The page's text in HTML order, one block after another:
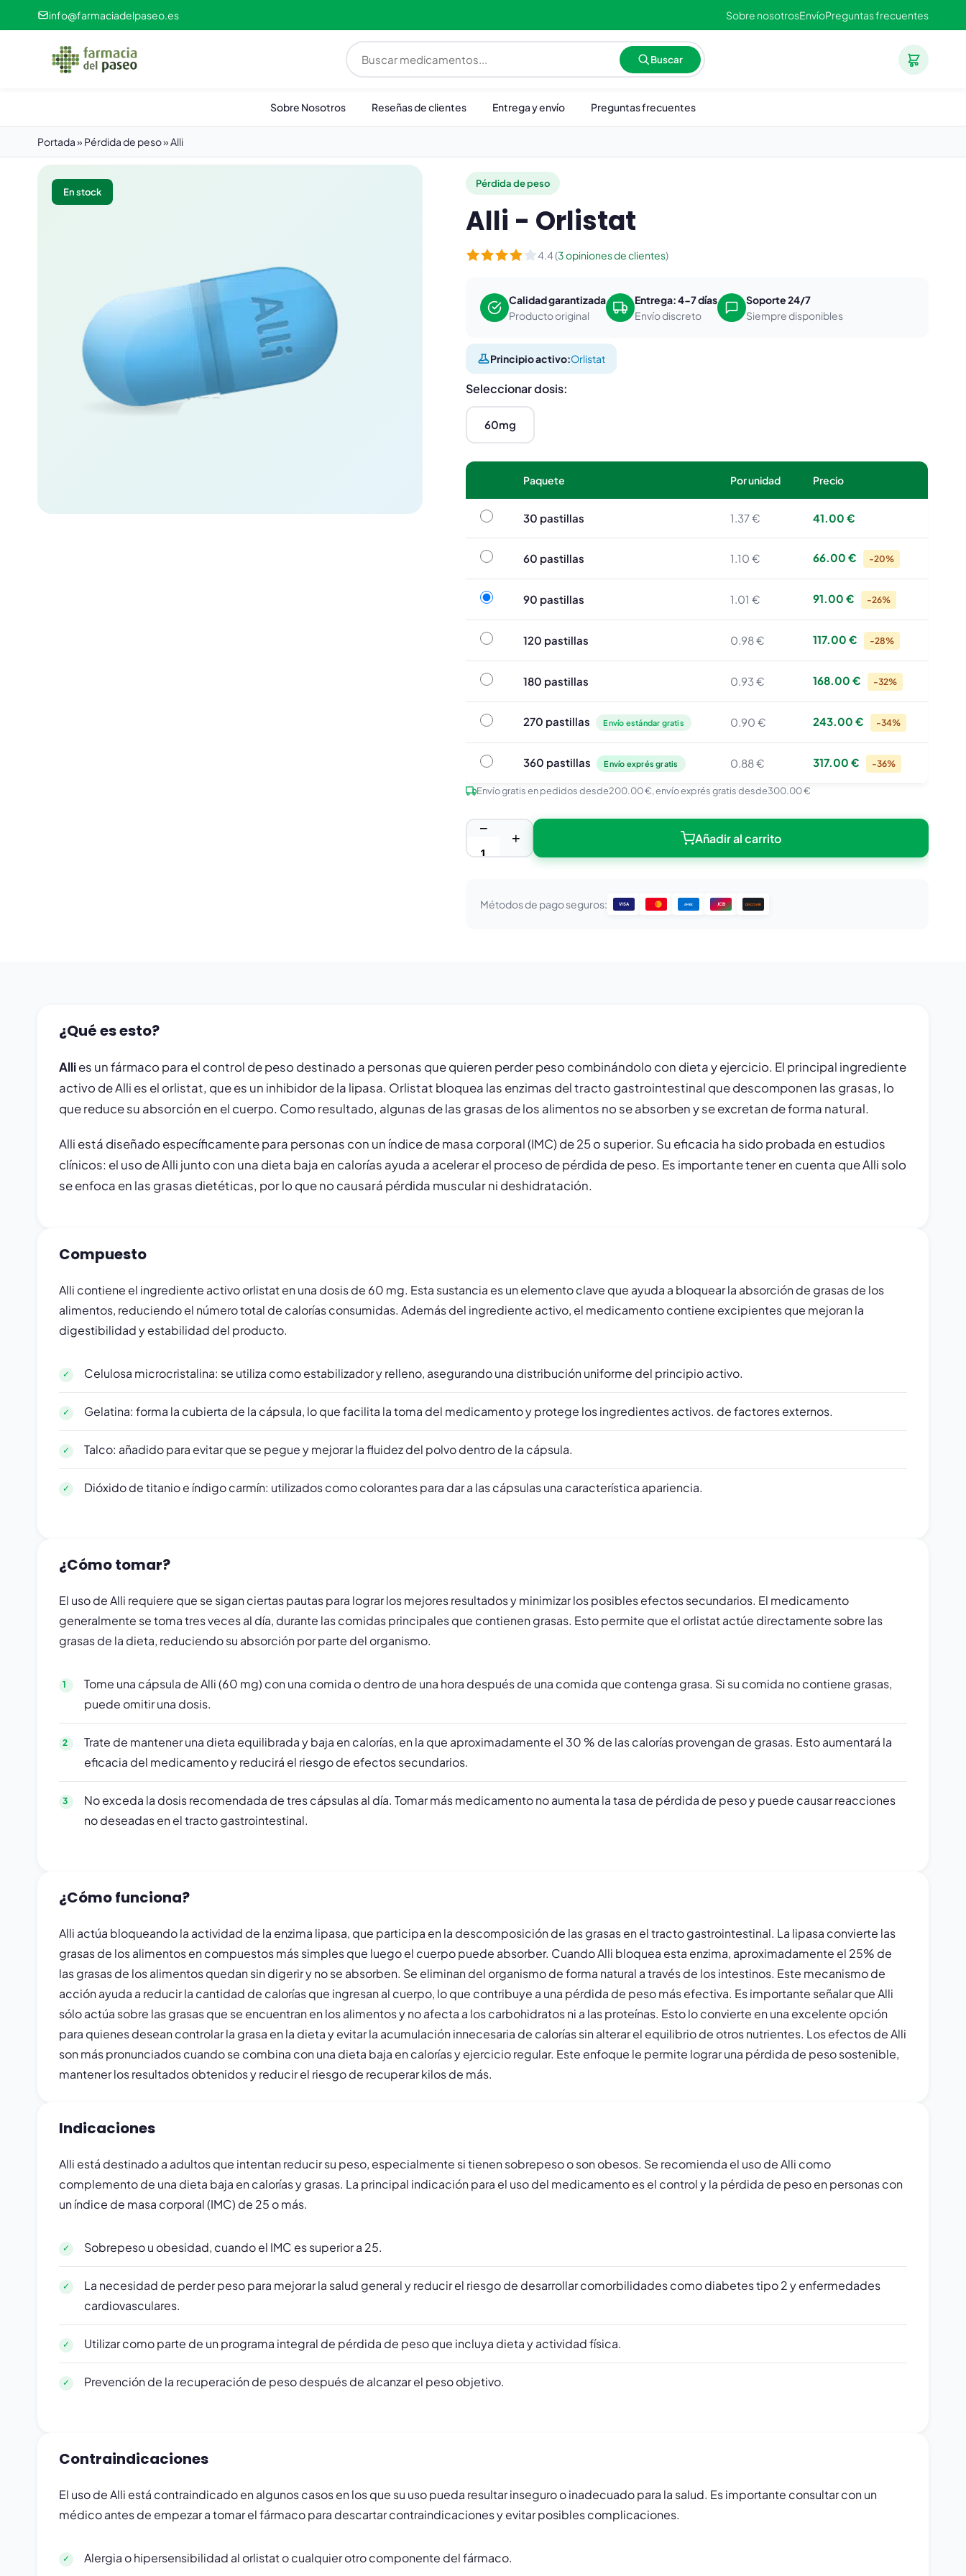
info@farmaciadelpaseo.es Sobre nosotrosEnvíoPreguntas frecuentes
Buscar
Sobre Nosotros Reseñas de clientes Entrega y envío Preguntas frecuentes
Portada» Pérdida de peso»Alli
En stock
Pérdida de peso
Alli - Orlistat
4.4 (3 opiniones de clientes)
Calidad garantizada
Producto original
Entrega: 4-7 días
Envío discreto
Soporte 24/7
Siempre disponibles
Principio activo:Orlistat
Seleccionar dosis:
60mg
Paquete Por unidad Precio
30 pastillas30 pastillas 1.37 € 41.00 €
60 pastillas60 pastillas 1.10 € 66.00 € -20%
90 pastillas90 pastillas 1.01 € 91.00 € -26%
120 pastillas120 pastillas 0.98 € 117.00 € -28%
180 pastillas180 pastillas 0.93 € 168.00 € -32%
270 pastillas270 pastillas Envío estándar gratis 0.90 € 243.00 € -34%
360 pastillas360 pastillas Envío exprés gratis 0.88 € 317.00 € -36%
Envío gratis en pedidos desde200.00 €, envío exprés gratis desde300.00 €
−
+ Añadir al carrito
Métodos de pago seguros: VISA AMEX JCB DISCOVER
¿Qué es esto?
Allies un fármaco para el control de peso destinado a personas que quieren perder peso combinándolo con dieta y ejercicio. El principal ingrediente
activo de Alli es el orlistat, que es un inhibidor de la lipasa. Orlistat bloquea las enzimas del tracto gastrointestinal que descomponen las grasas, lo
que reduce su absorción en el cuerpo. Como resultado, algunas de las grasas de los alimentos no se absorben y se excretan de forma natural.
Alli está diseñado específicamente para personas con un índice de masa corporal (IMC) de 25 o superior. Su eficacia ha sido probada en estudios
clínicos: el uso de Alli junto con una dieta baja en calorías ayuda a acelerar el proceso de pérdida de peso. Es importante tener en cuenta que Alli solo
se enfoca en las grasas dietéticas, por lo que no causará pérdida muscular ni deshidratación.
Compuesto
Alli contiene el ingrediente activo orlistat en una dosis de 60 mg. Esta sustancia es un elemento clave que ayuda a bloquear la absorción de grasas de los
alimentos, reduciendo el número total de calorías consumidas. Además del ingrediente activo, el medicamento contiene excipientes que mejoran la
digestibilidad y estabilidad del producto.
Celulosa microcristalina: se utiliza como estabilizador y relleno, asegurando una distribución uniforme del principio activo.
Gelatina: forma la cubierta de la cápsula, lo que facilita la toma del medicamento y protege los ingredientes activos. de factores externos.
Talco: añadido para evitar que se pegue y mejorar la fluidez del polvo dentro de la cápsula.
Dióxido de titanio e índigo carmín: utilizados como colorantes para dar a las cápsulas una característica apariencia.
¿Cómo tomar?
El uso de Alli requiere que se sigan ciertas pautas para lograr los mejores resultados y minimizar los posibles efectos secundarios. El medicamento
generalmente se toma tres veces al día, durante las comidas principales que contienen grasas. Esto permite que el orlistat actúe directamente sobre las
grasas de la dieta, reduciendo su absorción por parte del organismo.
Tome una cápsula de Alli (60 mg) con una comida o dentro de una hora después de una comida que contenga grasa. Si su comida no contiene grasas,
puede omitir una dosis.
Trate de mantener una dieta equilibrada y baja en calorías, en la que aproximadamente el 30 % de las calorías provengan de grasas. Esto aumentará la
eficacia del medicamento y reducirá el riesgo de efectos secundarios.
No exceda la dosis recomendada de tres cápsulas al día. Tomar más medicamento no aumenta la tasa de pérdida de peso y puede causar reacciones
no deseadas en el tracto gastrointestinal.
¿Cómo funciona?
Alli actúa bloqueando la actividad de la enzima lipasa, que participa en la descomposición de las grasas en el tracto gastrointestinal. La lipasa convierte las
grasas de los alimentos en compuestos más simples que luego el cuerpo puede absorber. Cuando Alli bloquea esta enzima, aproximadamente el 25% de
las grasas de los alimentos quedan sin digerir y no se absorben. Se eliminan del organismo de forma natural a través de los intestinos. Este mecanismo de
acción ayuda a reducir la cantidad de calorías que ingresan al cuerpo, lo que contribuye a una pérdida de peso más efectiva. Es importante señalar que Alli
sólo actúa sobre las grasas que se encuentran en los alimentos y no afecta a los carbohidratos ni a las proteínas. Esto lo convierte en una excelente opción
para quienes desean controlar la grasa en la dieta y evitar la acumulación innecesaria de calorías sin alterar el equilibrio de otros nutrientes. Los efectos de Alli
son más pronunciados cuando se combina con una dieta baja en calorías y ejercicio regular. Este enfoque le permite lograr una pérdida de peso sostenible,
mantener los resultados obtenidos y reducir el riesgo de recuperar kilos de más.
Indicaciones
Alli está destinado a adultos que intentan reducir su peso, especialmente si tienen sobrepeso o son obesos. Se recomienda el uso de Alli como
complemento de una dieta baja en calorías y grasas. La principal indicación para el uso del medicamento es el control y la pérdida de peso en personas con
un índice de masa corporal (IMC) de 25 o más.
Sobrepeso u obesidad, cuando el IMC es superior a 25.
La necesidad de perder peso para mejorar la salud general y reducir el riesgo de desarrollar comorbilidades como diabetes tipo 2 y enfermedades
cardiovasculares.
Utilizar como parte de un programa integral de pérdida de peso que incluya dieta y actividad física.
Prevención de la recuperación de peso después de alcanzar el peso objetivo.
Contraindicaciones
El uso de Alli está contraindicado en algunos casos en los que su uso pueda resultar inseguro o inadecuado para la salud. Es importante consultar con un
médico antes de empezar a tomar el fármaco para descartar contraindicaciones y evitar posibles complicaciones.
Alergia o hipersensibilidad al orlistat o cualquier otro componente del fármaco.